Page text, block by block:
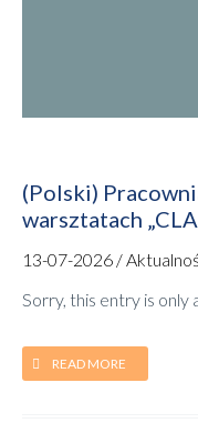
(Polski)
warsztatach
13-07-2026 /
Sorry, this entry is only
READ MORE